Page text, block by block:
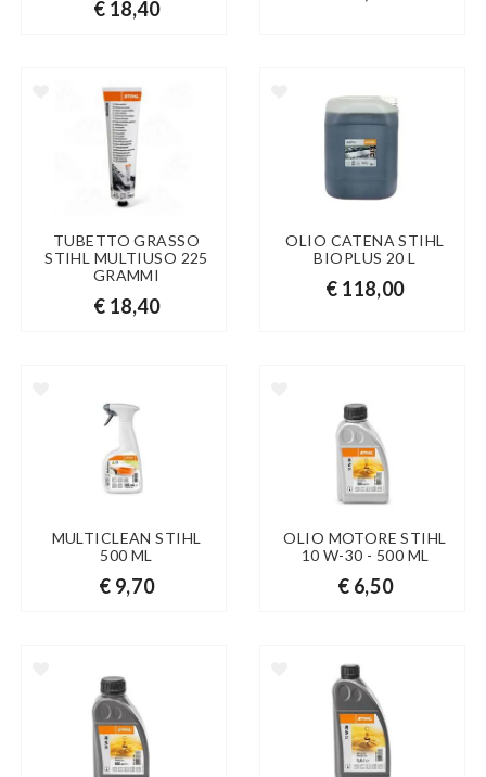
€ 18,40
TUBETTO GRASSO
STIHL MULTIUSO 225
GRAMMI
€ 18,40
OLIO CATENA STIHL
BIOPLUS 20 L
€ 118,00
MULTICLEAN STIHL
500 ML
€ 9,70
OLIO MOTORE STIHL
10 W-30 - 500 ML
€ 6,50